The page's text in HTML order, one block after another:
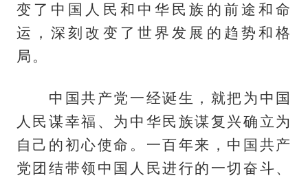
变了中国人民和中华民族的前途和命
运，深刻改变了世界发展的趋势和格
局。
中国共产党一经诞生，就把为中国
人民谋幸福、为中华民族谋复兴确立为
自己的初心使命。一百年来，中国共产
党团结带领中国人民进行的一切奋斗、